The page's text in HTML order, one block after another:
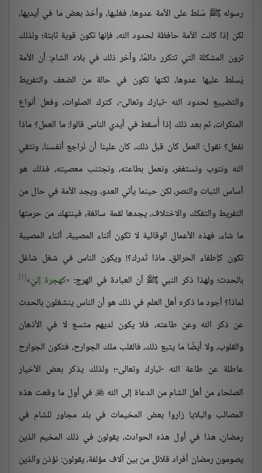
رسوله ﷺ سُلط على الأمة عدوها، فغلبها، وأخذ بعض ما في أيديها،
لكن إذا كانت الأمة حافظة لحدود الله، فإنها تكون قوية ثابتة؛ ولذلك
ترون المشكلة التي تتكرر دائمًا، وآخر ذلك في بلاد الشام: أن الأمة
يُسلط عليها عدوها، لكنها تكون في حالة من الضعف والتفريط
والتضييع لحدود الله -تبارك وتعالى-، كترك الصلوات، وفعل أنواع
المنكرات، ثم بعد ذلك إذا أُسقط في أيدي الناس قالوا: ما العمل؟ ماذا
نفعل؟ نقول: العمل كان قبل ذلك، كان علينا أن نُراجع أنفسنا، ونتقي
الله ونتوب ونستغفر، ونعمل بطاعته، ونجتنب معصيته، فذلك هو
أساس الثبات والنصر، لكن حينما يأتي العدو، ويجد الأمة في حال من
التفريط والتفكك والاختلاف، يجدها لقمة سائغة، فينتهك من حرمتها
ما شاء، فهذه الأعمال الوقائية لا تكون أثناء المصيبة، أثناء المصيبة
تكون كإطفاء الحرائق، ماذا تُدرك؟! ويكون الناس في شغل شاغل
بالحدث؛ ولهذا ذكر النبي ﷺ أن العبادة في الهرج: كهجرة إليّ [1]
لماذا؟ أجود ما ذكره أهل العلم في ذلك هو أن الناس ينشغلون بالحدث
عن ذكر الله وعن طاعته، فلا يكون لديهم متسع لا في الأذهان
والقلوب، ولا أيضًا ما يتبع ذلك، فالقلب ملك الجوارح، فتكون الجوارح
عاطلة عن طاعة الله -تبارك وتعالى-؛ ولذلك يذكر بعض الأخيار
الصلحاء من أهل الشام من الدعاة إلى الله في أول ما وقعت هذه
المصائب والبلايا زاروا بعض المخيمات في بلد مجاور للشام في
رمضان، هذا في أول هذه الحوادث، يقولون في ذلك المخيم الذين
يصومون رمضان أفراد قلائل من بين آلاف مؤلفة، يقولون: نؤذن والذين